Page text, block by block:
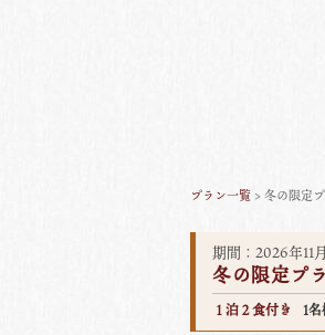
プラン一覧 > 冬の限定
期間：2026年11
冬の限定プ
１泊２食付き 1